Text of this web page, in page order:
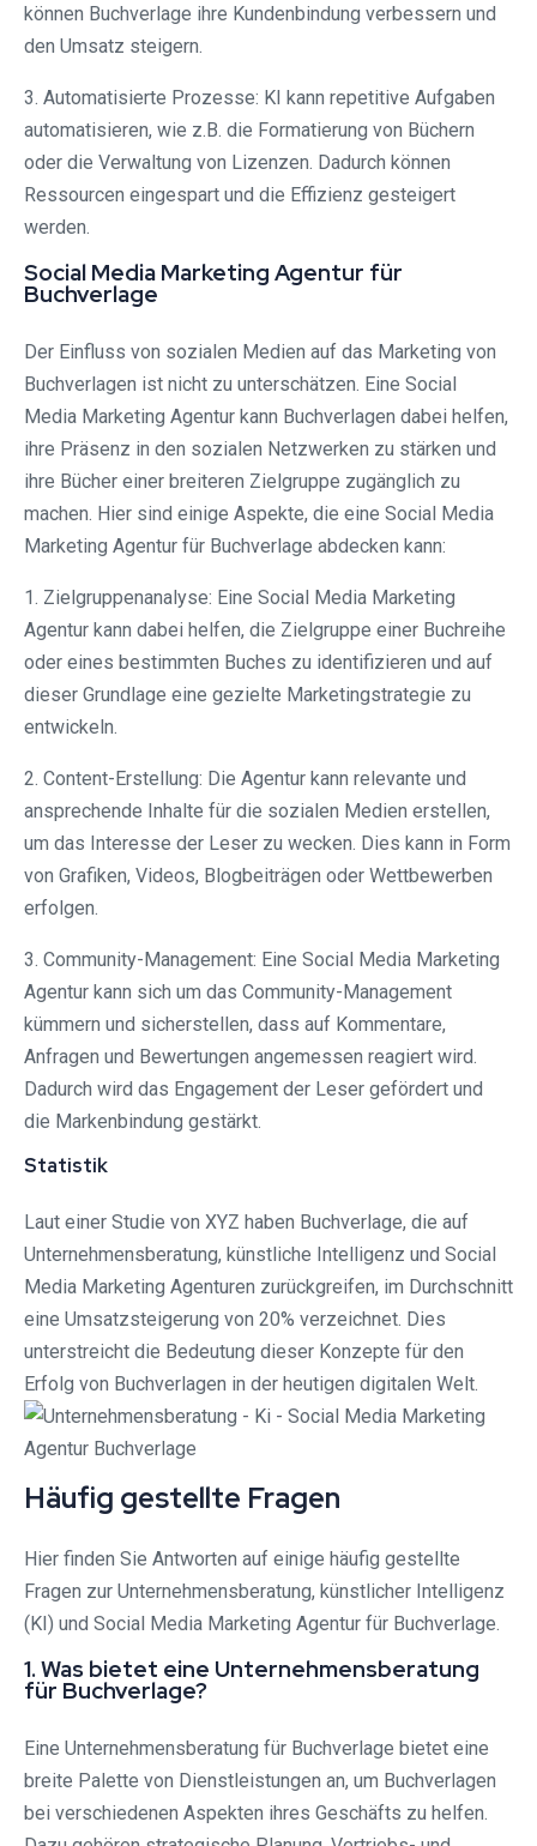
können Buchverlage ihre Kundenbindung verbessern und
den Umsatz steigern.
3. Automatisierte Prozesse: KI kann repetitive Aufgaben
automatisieren, wie z.B. die Formatierung von Büchern
oder die Verwaltung von Lizenzen. Dadurch können
Ressourcen eingespart und die Effizienz gesteigert
werden.
Social Media Marketing Agentur für
Buchverlage
Der Einfluss von sozialen Medien auf das Marketing von
Buchverlagen ist nicht zu unterschätzen. Eine Social
Media Marketing Agentur kann Buchverlagen dabei helfen,
ihre Präsenz in den sozialen Netzwerken zu stärken und
ihre Bücher einer breiteren Zielgruppe zugänglich zu
machen. Hier sind einige Aspekte, die eine Social Media
Marketing Agentur für Buchverlage abdecken kann:
1. Zielgruppenanalyse: Eine Social Media Marketing
Agentur kann dabei helfen, die Zielgruppe einer Buchreihe
oder eines bestimmten Buches zu identifizieren und auf
dieser Grundlage eine gezielte Marketingstrategie zu
entwickeln.
2. Content-Erstellung: Die Agentur kann relevante und
ansprechende Inhalte für die sozialen Medien erstellen,
um das Interesse der Leser zu wecken. Dies kann in Form
von Grafiken, Videos, Blogbeiträgen oder Wettbewerben
erfolgen.
3. Community-Management: Eine Social Media Marketing
Agentur kann sich um das Community-Management
kümmern und sicherstellen, dass auf Kommentare,
Anfragen und Bewertungen angemessen reagiert wird.
Dadurch wird das Engagement der Leser gefördert und
die Markenbindung gestärkt.
Statistik
Laut einer Studie von XYZ haben Buchverlage, die auf
Unternehmensberatung, künstliche Intelligenz und Social
Media Marketing Agenturen zurückgreifen, im Durchschnitt
eine Umsatzsteigerung von 20% verzeichnet. Dies
unterstreicht die Bedeutung dieser Konzepte für den
Erfolg von Buchverlagen in der heutigen digitalen Welt.
Häufig gestellte Fragen
Hier finden Sie Antworten auf einige häufig gestellte
Fragen zur Unternehmensberatung, künstlicher Intelligenz
(KI) und Social Media Marketing Agentur für Buchverlage.
1. Was bietet eine Unternehmensberatung
für Buchverlage?
Eine Unternehmensberatung für Buchverlage bietet eine
breite Palette von Dienstleistungen an, um Buchverlagen
bei verschiedenen Aspekten ihres Geschäfts zu helfen.